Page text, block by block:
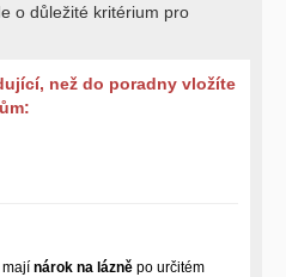
o důležité kritérium pro
než do poradny vložíte
mají nárok na lázně po určitém